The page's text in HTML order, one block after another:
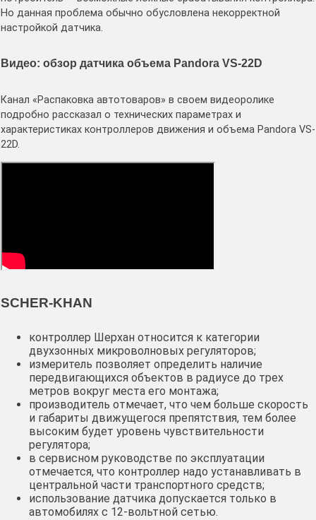
Но данная проблема обычно обусловлена некорректной
настройкой датчика.
Видео: обзор датчика объема Pandora VS-22D
Канал «Распаковка автотоваров» в своем видеоролике
подробно рассказал о технических параметрах и
характеристиках контроллеров движения и объема Pandora VS-
22D.
SCHER-KHAN
контроллер Шерхан относится к категории
двухзонных микроволновых регуляторов;
измеритель позволяет определить наличие
передвигающихся объектов в радиусе до трех
метров вокруг места его монтажа;
производитель отмечает, что чем больше скорость
и габариты движущегося препятствия, тем более
высоким будет уровень чувствительности
регулятора;
в сервисном руководстве по эксплуатации
отмечается, что контроллер надо устанавливать в
центральной части транспортного средств;
использование датчика допускается только в
автомобилях с 12-вольтной сетью.